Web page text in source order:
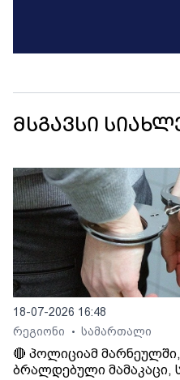
მსგავსი
18-07-2026 16:48
რეგიონი
• სამართალი
🔴 პოლიციამ
ბრალდებული მამაკაცი,